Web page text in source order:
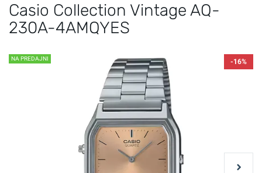
Casio Collection Vintage AQ-
230A-4AMQYES
NA PREDAJNI -16%